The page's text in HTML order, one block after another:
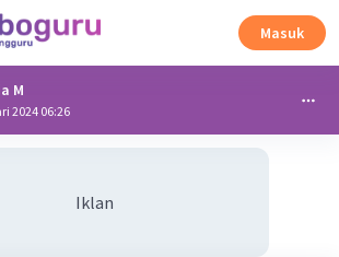
Masuk
M
2024 06:26
Iklan